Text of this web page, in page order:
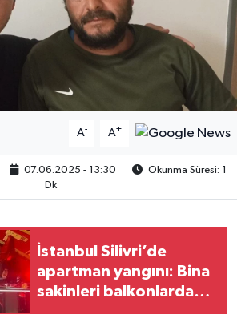
A- A+
07.06.2025 - 13:30
Okunma Süresi: 1
Dk
İstanbul Silivri’de
apartman yangını: Bina
sakinleri balkonlarda